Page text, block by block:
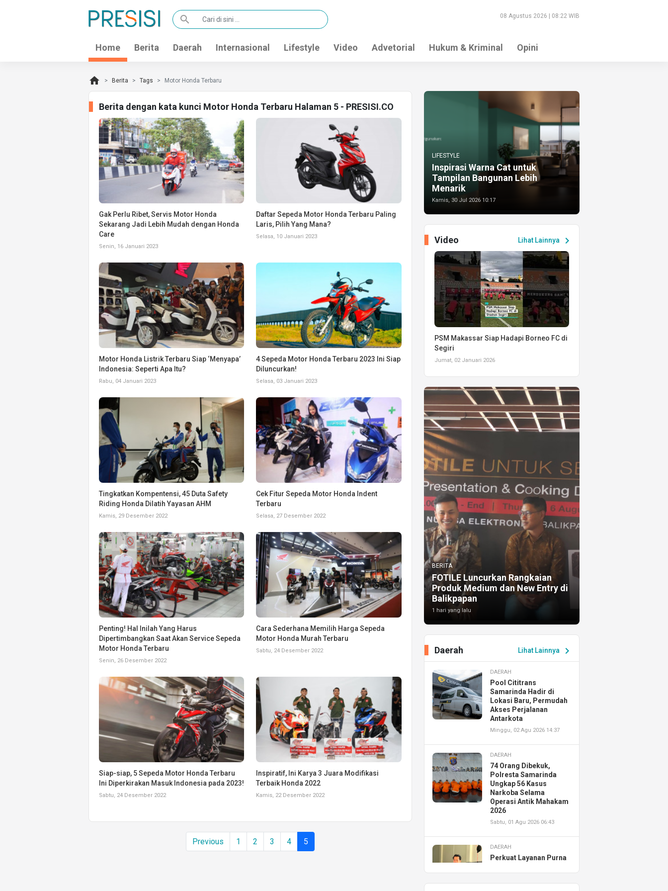
search 08 Agustus 2026 | 08:22 WIB
Home Berita Daerah Internasional Lifestyle Video Advetorial Hukum & Kriminal Opini
home Berita Tags Motor Honda Terbaru
Berita dengan kata kunci Motor Honda Terbaru Halaman 5 - PRESISI.CO
Gak Perlu Ribet, Servis Motor Honda
Sekarang Jadi Lebih Mudah dengan Honda
Care
Senin, 16 Januari 2023
Daftar Sepeda Motor Honda Terbaru Paling
Laris, Pilih Yang Mana?
Selasa, 10 Januari 2023
Motor Honda Listrik Terbaru Siap ‘Menyapa’
Indonesia: Seperti Apa Itu?
Rabu, 04 Januari 2023
4 Sepeda Motor Honda Terbaru 2023 Ini Siap
Diluncurkan!
Selasa, 03 Januari 2023
Tingkatkan Kompentensi, 45 Duta Safety
Riding Honda Dilatih Yayasan AHM
Kamis, 29 Desember 2022
Cek Fitur Sepeda Motor Honda Indent
Terbaru
Selasa, 27 Desember 2022
Penting! Hal Inilah Yang Harus
Dipertimbangkan Saat Akan Service Sepeda
Motor Honda Terbaru
Senin, 26 Desember 2022
Cara Sederhana Memilih Harga Sepeda
Motor Honda Murah Terbaru
Sabtu, 24 Desember 2022
Siap-siap, 5 Sepeda Motor Honda Terbaru
Ini Diperkirakan Masuk Indonesia pada 2023!
Sabtu, 24 Desember 2022
Inspiratif, Ini Karya 3 Juara Modifikasi
Terbaik Honda 2022
Kamis, 22 Desember 2022
Previous 1 2 3 4 5
LIFESTYLE
Inspirasi Warna Cat untuk
Tampilan Bangunan Lebih
Menarik
Kamis, 30 Jul 2026 10:17
Lihat Lainnya chevron_right
Video
PSM Makassar Siap Hadapi Borneo FC di
Segiri
Jumat, 02 Januari 2026
BERITA
FOTILE Luncurkan Rangkaian
Produk Medium dan New Entry di
Balikpapan
1 hari yang lalu
Lihat Lainnya chevron_right
Daerah
DAERAH
Pool Cititrans
Samarinda Hadir di
Lokasi Baru, Permudah
Akses Perjalanan
Antarkota
Minggu, 02 Agu 2026 14:37
DAERAH
74 Orang Dibekuk,
Polresta Samarinda
Ungkap 56 Kasus
Narkoba Selama
Operasi Antik Mahakam
2026
Sabtu, 01 Agu 2026 06:43
DAERAH
Perkuat Layanan Purna
Resmikan AHASS